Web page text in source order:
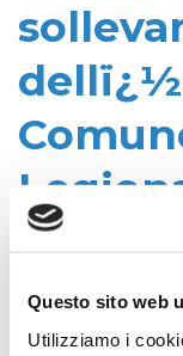
Questo sito web
Utilizziamo i
CIG:
Z202D2271B